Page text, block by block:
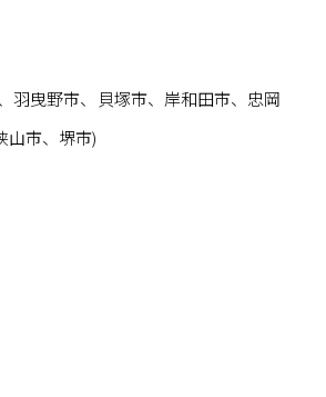
羽曳野市、貝塚市、岸和田市、忠岡
山市、堺市)